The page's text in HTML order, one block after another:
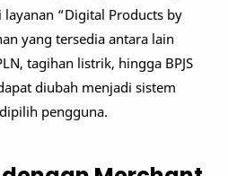
“Digital Products by
yang tersedia antara lain
tagihan listrik, hingga BPJS
diubah menjadi sistem
pengguna.